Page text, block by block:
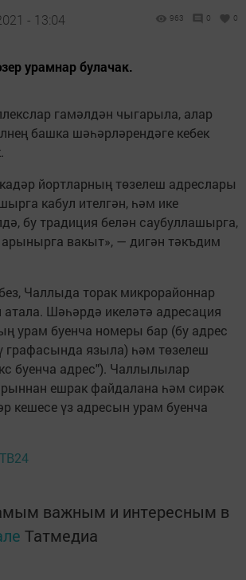
- 13:04 963 0 0
урамнар булачак.
гамәлдән чыгарыла, алар
башка шәһәрләрендәге кебек
йортларның төзелеш адреслары
кабул ителгән, һәм ике
бу традиция белән саубуллашырга,
вакыт», — дигән тәкъдим
Чаллыда торак микрорайоннар
атала. Шәһәрдә икеләтә адресация
урам буенча номеры бар (бу адрес
графасында языла) һәм төзелеш
буенча адрес"). Чаллылылар
ешрак файдалана һәм сирәк
кешесе үз адресын урам буенча
важным и интересным в
Татмедиа